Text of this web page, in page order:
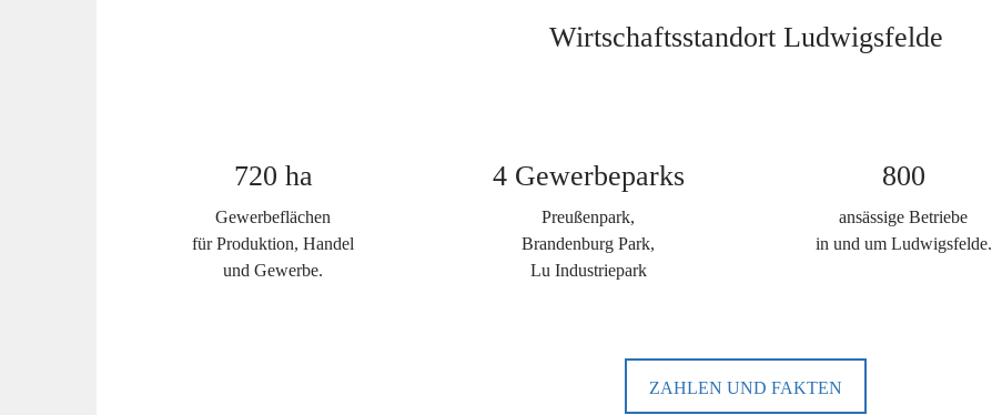
Wirtschaftsstandort Ludwigsfelde
720 ha
Gewerbeflächen
für Produktion, Handel
und Gewerbe.
4 Gewerbeparks
Preußenpark,
Brandenburg Park,
Lu Industriepark
800
ansässige Betriebe
in und um Ludwigsfelde.
ZAHLEN UND FAKTEN